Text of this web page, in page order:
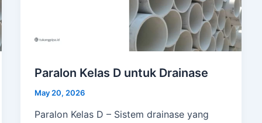
Paralon Kelas D untuk Drainase
May 20, 2026
Paralon Kelas D – Sistem drainase yang